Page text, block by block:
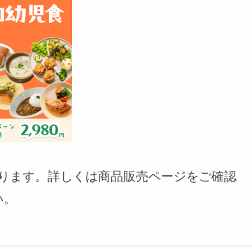
ます。詳しくは商品販売ページをご確認